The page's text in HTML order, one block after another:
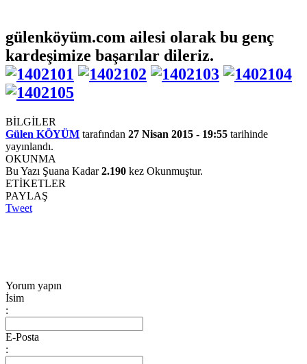
gülenköyüm.com ailesi olarak bu genç
kardeşimize başarılar dileriz.
BİLGİLER
Gülen KÖYÜM tarafından 27 Nisan 2015 - 19:55 tarihinde
yayınlandı.
OKUNMA
Bu Yazı Şuana Kadar2.190 kez Okunmuştur.
ETİKETLER
PAYLAŞ
Tweet
Yorum yapın
İsim
:
E-Posta
: